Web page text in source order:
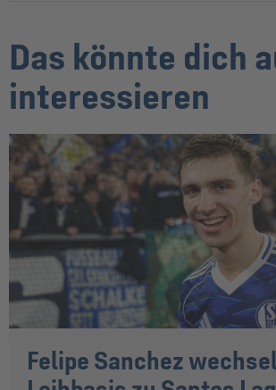
Das könnte dich
interessieren
Felipe Sanchez